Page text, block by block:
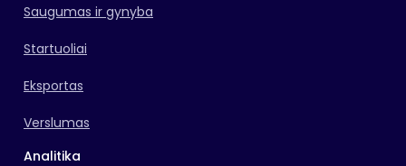
Saugumas ir gynyba
Startuoliai
Eksportas
Verslumas
Analitika